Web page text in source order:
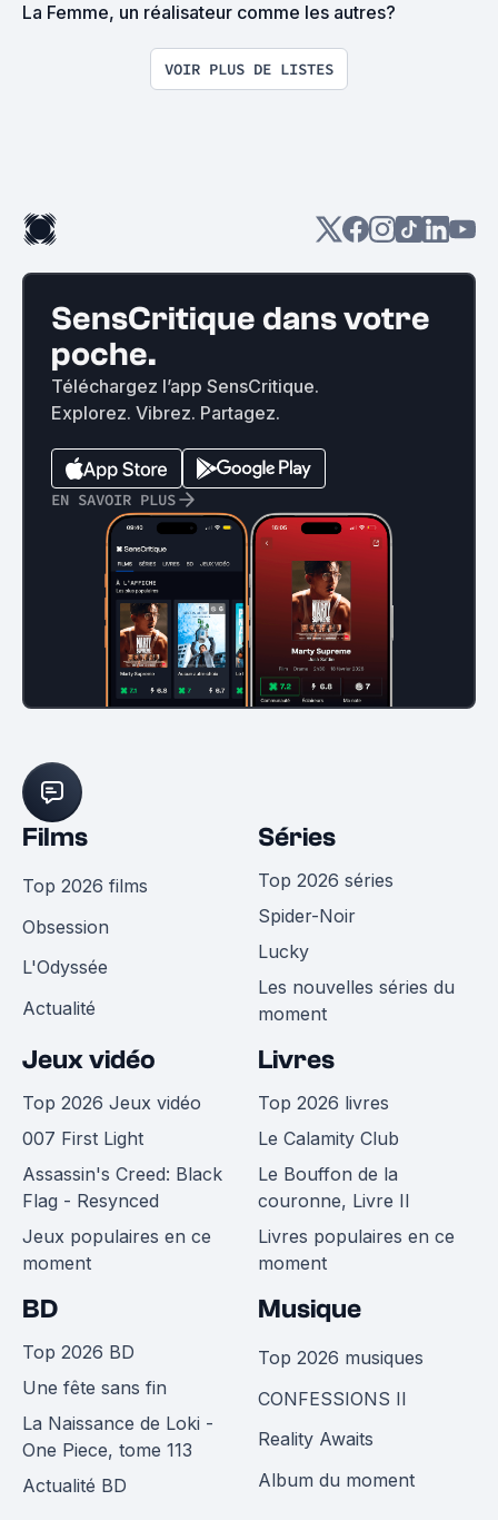
La Femme, un réalisateur comme les autres?
VOIR PLUS DE LISTES
SensCritique dans votre
poche.
Téléchargez l’app SensCritique.
Explorez. Vibrez. Partagez.
EN SAVOIR PLUS
Films
Top 2026 films
Obsession
L'Odyssée
Actualité
Séries
Top 2026 séries
Spider-Noir
Lucky
Les nouvelles séries du
moment
Jeux vidéo
Top 2026 Jeux vidéo
007 First Light
Assassin's Creed: Black
Flag - Resynced
Jeux populaires en ce
moment
Livres
Top 2026 livres
Le Calamity Club
Le Bouffon de la
couronne, Livre II
Livres populaires en ce
moment
BD
Top 2026 BD
Une fête sans fin
La Naissance de Loki -
One Piece, tome 113
Actualité BD
Musique
Top 2026 musiques
CONFESSIONS II
Reality Awaits
Album du moment